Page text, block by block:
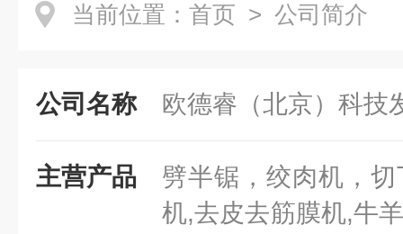
当前位置： 首页 > 公司简介
公司名称 欧德睿（北京）科技
主营产品
劈半锯，绞肉机，
机,去皮去筋膜机,牛